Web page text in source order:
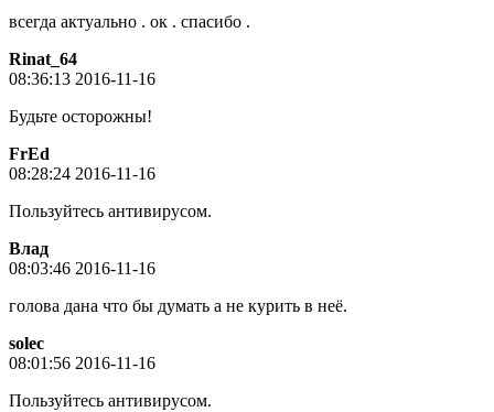
всегда актуально . ок . спасибо .
Rinat_64
08:36:13 2016-11-16
Будьте осторожны!
FrEd
08:28:24 2016-11-16
Пользуйтесь антивирусом.
Влад
08:03:46 2016-11-16
голова дана что бы думать а не курить в неё.
solec
08:01:56 2016-11-16
Пользуйтесь антивирусом.